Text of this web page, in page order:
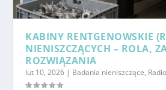
KABINY RENTGENOWSKIE
NIENISZCZĄCYCH – ROLA,
ROZWIĄZANIA
lut 10, 2026 | Badania nieniszczące,